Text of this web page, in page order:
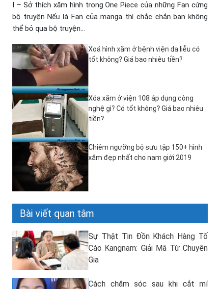
I – Sở thích xăm hình trong One Piece của những Fan cứng
bộ truyện Nếu là Fan của manga thì chắc chắn bạn không
thể bỏ qua bộ truyện…
Xoá hình xăm ở bệnh viện da liễu có
tốt không? Giá bao nhiêu tiền?
Xóa xăm ở viện 108 áp dụng công
nghệ gì? Có tốt không? Giá bao nhiêu
tiền?
Chiêm ngưỡng bộ sưu tập 150+ hình
xăm đẹp nhất cho nam giới 2019
Bài viết quan tâm
Sự Thật Tin Đồn Khách Hàng Tố
Cáo Kangnam: Giải Mã Từ Chuyên
Gia
Cách chăm sóc sau khi cắt mí